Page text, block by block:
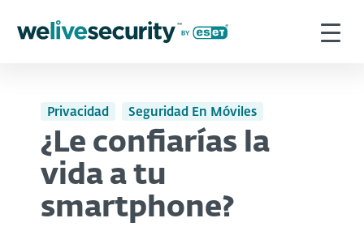
Privacidad Seguridad En Móviles
¿Le confiarías la
vida a tu
smartphone?